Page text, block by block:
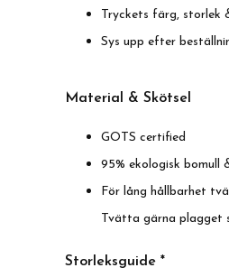
Tryckets färg, storlek
Sys upp efter
Material & Skötsel
GOTS certified
95% ekologisk bomull
För lång hållbarhet
Tvätta gärna plagget
Storleksguide *